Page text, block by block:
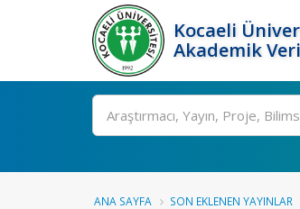
Kocaeli
Akademik
Ara
ANA SAYFA SON EKLENEN YAYINLAR